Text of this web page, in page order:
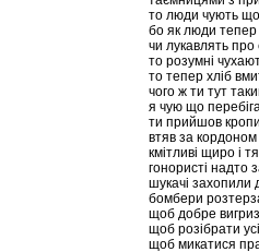
то люди чують що
бо як люди тепер
чи лукавлять
то розумні
то тепер хліб
чого ж ти тут
я чую що
ти прийшов
втяв за
кмітливі щиро і
гонористі надто
шукачі захопили
бомбери
щоб добре
щоб розібрати
щоб микатися